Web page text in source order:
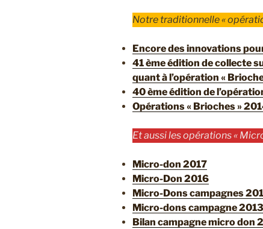
Notre traditionnelle «
Encore des innovations
41 ème édition de collecte
quant à l’opération «
40 ème édition de
Opérations « Brioches »
Et aussi les opérations «
Micro-don 2017
Micro-Don 2016
Micro-Dons campagnes
Micro-dons campagne 2013
Bilan campagne micro don